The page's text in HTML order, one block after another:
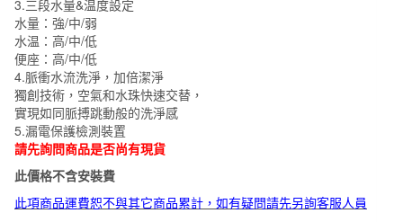
3.三段水量&温度設定
水量：強/中/弱
水温：高/中/低
便座：高/中/低
4.脈衝水流洗淨，加倍潔淨
獨創技術，空氣和水珠快速交替，
實現如同脈搏跳動般的洗淨感
5.漏電保護檢測裝置
請先詢問商品是否尚有現貨
此價格不含安裝費
此項商品運費恕不與其它商品累計，如有疑問請先另詢客服人員